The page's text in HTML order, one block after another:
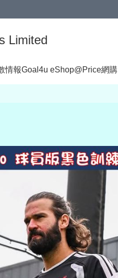
Limited
情報Goal4u eShop@Price網購